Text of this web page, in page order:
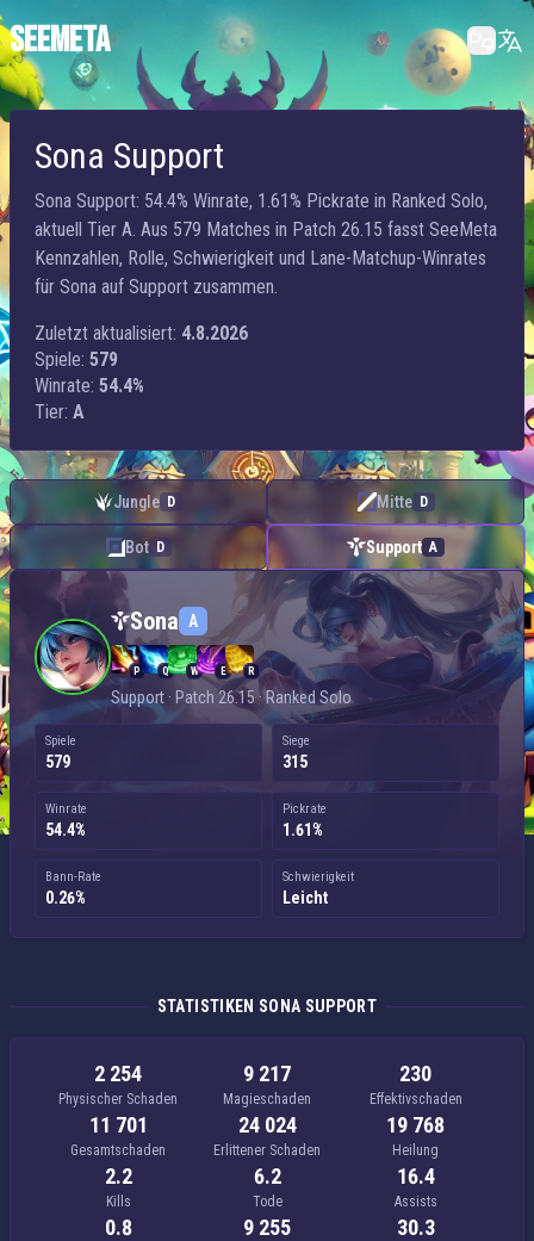
SEEMETA
Sona Support
Sona Support: 54.4% Winrate, 1.61% Pickrate in Ranked Solo,
aktuell Tier A. Aus 579 Matches in Patch 26.15 fasst SeeMeta
Kennzahlen, Rolle, Schwierigkeit und Lane-Matchup-Winrates
für Sona auf Support zusammen.
Zuletzt aktualisiert: 4.8.2026
Spiele: 579
Winrate: 54.4%
Tier: A
Jungle D Mitte D
Bot D Support A
Sona — Support
Sona A
P Q W E R
Support · Patch 26.15 · Ranked Solo
Spiele
579
Siege
315
Winrate
54.4%
Pickrate
1.61%
Bann-Rate
0.26%
Schwierigkeit
Leicht
STATISTIKEN SONA SUPPORT
2 254
Physischer Schaden
9 217
Magieschaden
230
Effektivschaden
11 701
Gesamtschaden
24 024
Erlittener Schaden
19 768
Heilung
2.2
Kills
6.2
Tode
16.4
Assists
0.8 9 255 30.3